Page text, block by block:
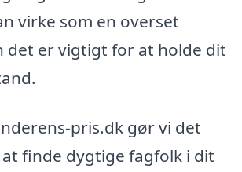
virke som en overset
det er vigtigt for at holde dit
pris.dk gør vi det
finde dygtige fagfolk i dit